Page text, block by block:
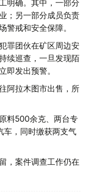
明确。其中，一部分
；另一部分成员负责
警戒和安全保障。
罪团伙在矿区周边安
续巡查，一旦发现陌
即发出预警。
阿拉木图市出售，所
料500余克、两台专
车，同时缴获两支气
，案件调查工作仍在